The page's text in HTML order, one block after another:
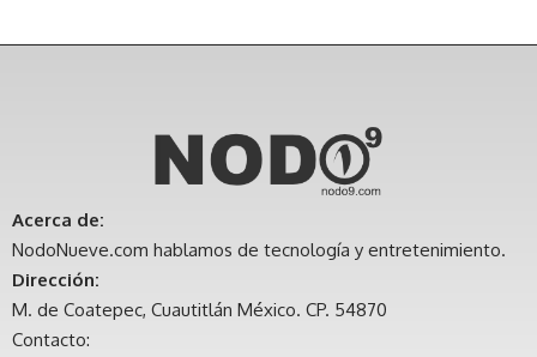
Acerca de:
NodoNueve.com hablamos de tecnología y entretenimiento.
Dirección:
M. de Coatepec, Cuautitlán México. CP. 54870
Contacto: